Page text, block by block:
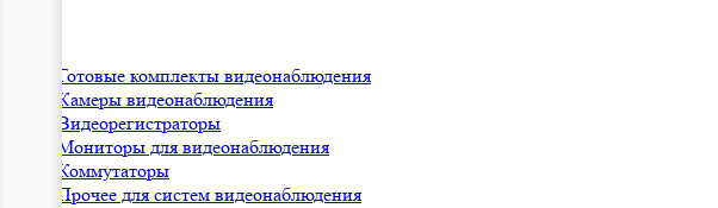
Готовые комплекты видеонаблюдения
Камеры видеонаблюдения
Видеорегистраторы
Мониторы для видеонаблюдения
Коммутаторы
Прочее для систем видеонаблюдения